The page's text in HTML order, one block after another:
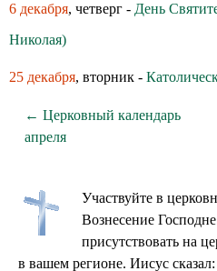
6 декабря, четверг - День
Николая)
25 декабря, вторник -
← Церковный календарь
апреля
Участвуйте в
Вознесение
присутствовать на
в вашем регионе. Иисус